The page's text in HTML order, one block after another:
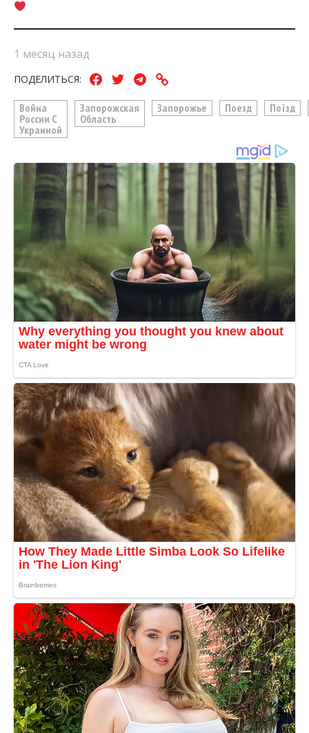
1 месяц назад
ПОДЕЛИТЬСЯ:
Война
России С
Украиной
Запорожская
Область
Запорожье Поезд Поїзд